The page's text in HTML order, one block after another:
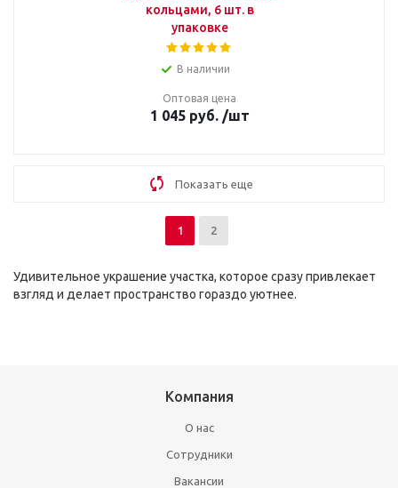
кольцами, 6 шт. в
упаковке
В наличии
Оптовая цена
1 045руб. /шт
Показать еще
1 2
Удивительное украшение участка, которое сразу привлекает
взгляд и делает пространство гораздо уютнее.
Компания
О нас
Сотрудники
Вакансии